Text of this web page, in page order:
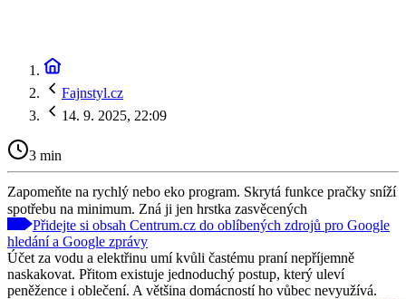
Fajnstyl.cz
14. 9. 2025, 22:09
3 min
Zapomeňte na rychlý nebo eko program. Skrytá funkce pračky sníží
spotřebu na minimum. Zná ji jen hrstka zasvěcených
Přidejte si obsah Centrum.cz do oblíbených zdrojů pro Google
hledání a Google zprávy
Účet za vodu a elektřinu umí kvůli častému praní nepříjemně
naskakovat. Přitom existuje jednoduchý postup, který uleví
peněžence i oblečení. A většina domácností ho vůbec nevyužívá.